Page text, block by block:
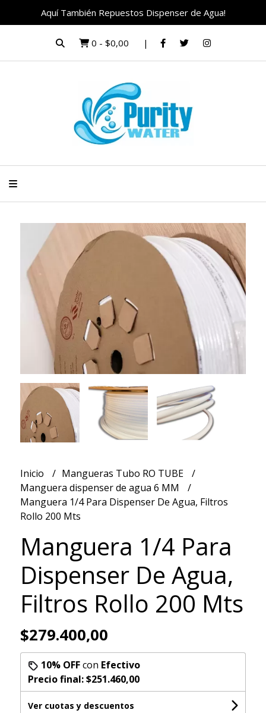
Aquí También Repuestos Dispenser de Agua!
0 - $0,00
Inicio
Mangueras Tubo RO TUBE
Manguera dispenser de agua 6 MM
Manguera 1/4 Para Dispenser De Agua, Filtros
Rollo 200 Mts
Manguera 1/4 Para
Dispenser De Agua,
Filtros Rollo 200 Mts
$279.400,00
10% OFFcon Efectivo
Precio final:$251.460,00
Ver cuotas y descuentos